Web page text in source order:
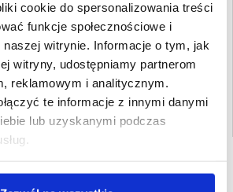
cookie do spersonalizowania treści
funkcje społecznościowe i
witrynie. Informacje o tym, jak
witryny, udostępniamy partnerom
reklamowym i analitycznym.
te informacje z innymi danymi
lub uzyskanymi podczas